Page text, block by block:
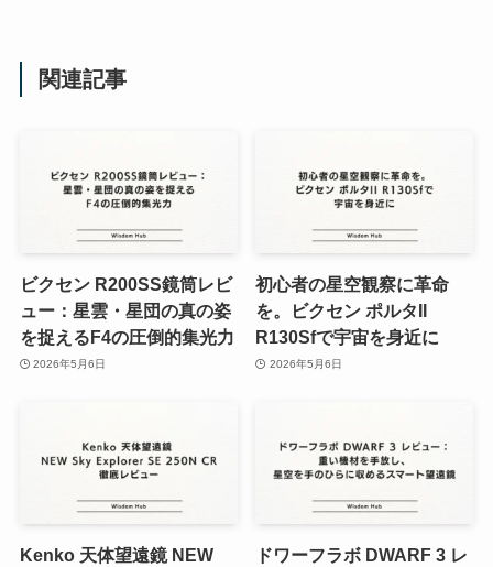
関連記事
ビクセン R200SS鏡筒レビ
ュー：星雲・星団の真の姿
を捉えるF4の圧倒的集光力
2026年5月6日
初心者の星空観察に革命
を。ビクセン ポルタII
R130Sfで宇宙を身近に
2026年5月6日
Kenko 天体望遠鏡 NEW
ドワーフラボ DWARF 3 レ